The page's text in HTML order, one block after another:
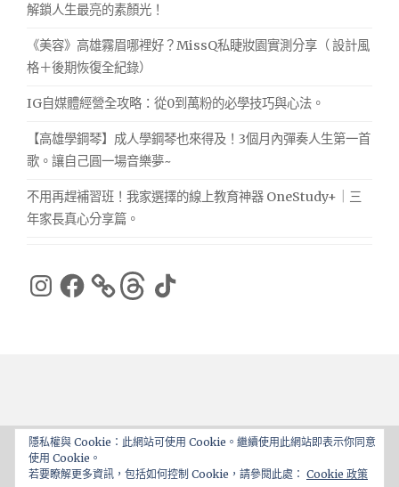
解鎖人生最亮的素顏光！
《美容》高雄霧眉哪裡好？MissQ私睫妝園實測分享（ 設計風
格＋後期恢復全紀錄）
IG自媒體經營全攻略：從0到萬粉的必學技巧與心法。
【高雄學鋼琴】成人學鋼琴也來得及！3個月內彈奏人生第一首
歌。讓自己圓一場音樂夢~
不用再趕補習班！我家選擇的線上教育神器 OneStudy+｜三
年家長真心分享篇。
Instagram
Facebook ThreadsTikTok
Proudly powered by WordPress |Theme: ajaira by
隱私權與 Cookie：此網站可使用 Cookie。繼續使用此網站即表示你同意
使用 Cookie。
若要瞭解更多資訊，包括如何控制 Cookie，請參閱此處： Cookie 政策